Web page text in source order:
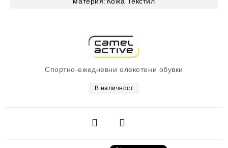
Спортно-ежедневни олекотени обувки
В наличност